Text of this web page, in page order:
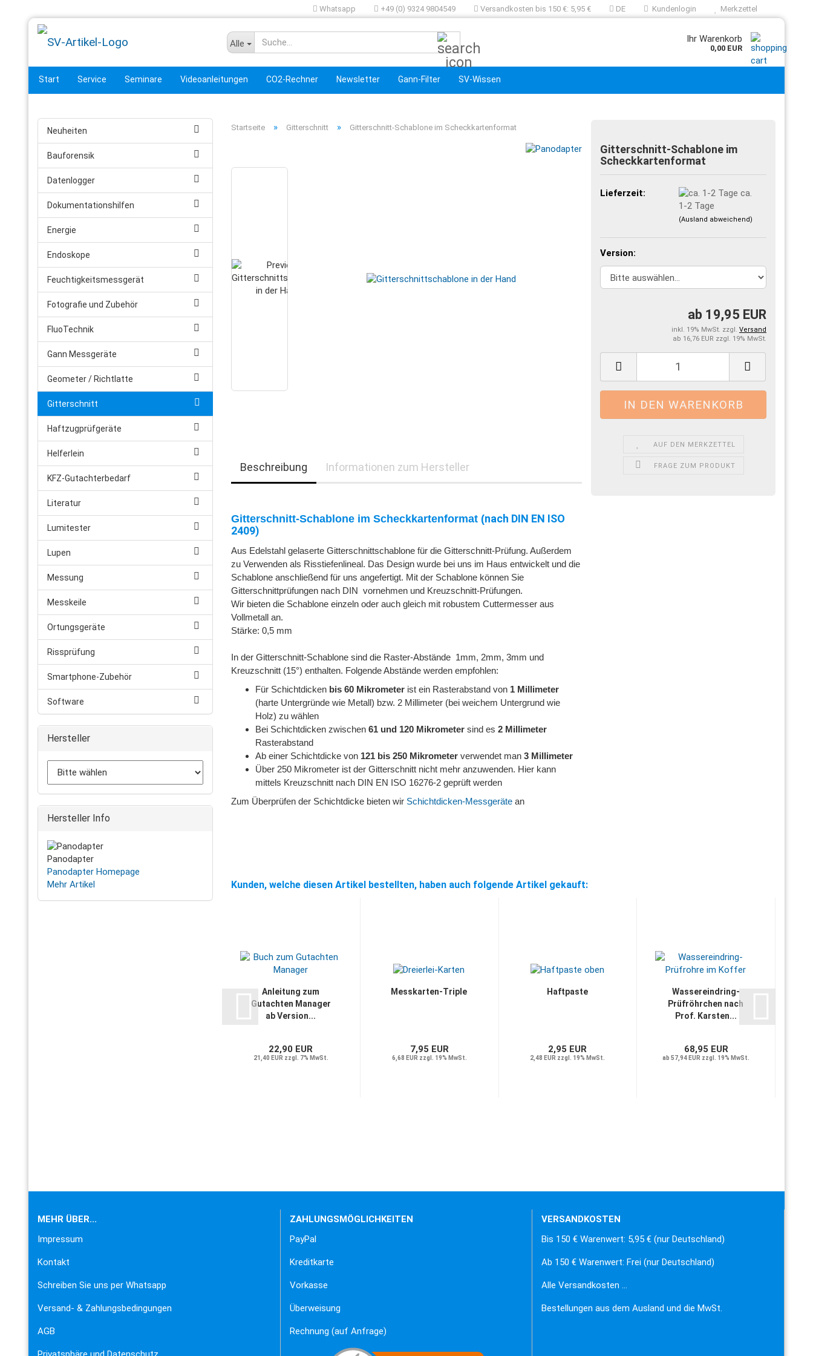
Whatsapp +49 (0) 9324 9804549 Versandkosten bis 150 €: 5,95 € DE Kundenlogin Merkzettel
Alle Ihr Warenkorb
0,00 EUR
Start Service Seminare Videoanleitungen CO2-Rechner Newsletter Gann-Filter SV-Wissen
Startseite » Gitterschnitt » Gitterschnitt-Schablone im Scheckkartenformat
Gitterschnitt-Schablone im
Scheckkartenformat
Lieferzeit:
ca.
1-2 Tage
(Ausland abweichend)
Version:
ab 19,95 EUR
inkl. 19% MwSt. zzgl. Versand
ab 16,76 EUR zzgl. 19% MwSt.
AUF DEN MERKZETTEL
FRAGE ZUM PRODUKT
Beschreibung Informationen zum Hersteller
Gitterschnitt-Schablone im Scheckkartenformat (nach DIN EN ISO
2409)
Aus Edelstahl gelaserte Gitterschnittschablone für die Gitterschnitt-Prüfung. Außerdem
zu Verwenden als Risstiefenlineal. Das Design wurde bei uns im Haus entwickelt und die
Schablone anschließend für uns angefertigt. Mit der Schablone können Sie
Gitterschnittprüfungen nach DIN vornehmen und Kreuzschnitt-Prüfungen.
Wir bieten die Schablone einzeln oder auch gleich mit robustem Cuttermesser aus
Vollmetall an.
Stärke: 0,5 mm
In der Gitterschnitt-Schablone sind die Raster-Abstände 1mm, 2mm, 3mm und
Kreuzschnitt (15°) enthalten. Folgende Abstände werden empfohlen:
Für Schichtdicken bis 60 Mikrometer ist ein Rasterabstand von 1 Millimeter
(harte Untergründe wie Metall) bzw. 2 Millimeter (bei weichem Untergrund wie
Holz) zu wählen
Bei Schichtdicken zwischen 61 und 120 Mikrometer sind es 2 Millimeter
Rasterabstand
Ab einer Schichtdicke von 121 bis 250 Mikrometer verwendet man 3 Millimeter
Über 250 Mikrometer ist der Gitterschnitt nicht mehr anzuwenden. Hier kann
mittels Kreuzschnitt nach DIN EN ISO 16276-2 geprüft werden
Zum Überprüfen der Schichtdicke bieten wir Schichtdicken-Messgeräte an
Kunden, welche diesen Artikel bestellten, haben auch folgende Artikel gekauft:
Anleitung zum
Gutachten Manager
ab Version...
22,90 EUR
21,40 EUR zzgl. 7% MwSt.
Messkarten-Triple
7,95 EUR
6,68 EUR zzgl. 19% MwSt.
Haftpaste
2,95 EUR
2,48 EUR zzgl. 19% MwSt.
Wassereindring-
Prüfröhrchen nach
Prof. Karsten...
68,95 EUR
ab 57,94 EUR zzgl. 19% MwSt.
Neuheiten
Bauforensik
Datenlogger
Dokumentationshilfen
Energie
Endoskope
Feuchtigkeitsmessgerät
Fotografie und Zubehör
FluoTechnik
Gann Messgeräte
Geometer / Richtlatte
Gitterschnitt
Haftzugprüfgeräte
Helferlein
KFZ-Gutachterbedarf
Literatur
Lumitester
Lupen
Messung
Messkeile
Ortungsgeräte
Rissprüfung
Smartphone-Zubehör
Software
Hersteller
Hersteller Info
Panodapter
Panodapter Homepage
Mehr Artikel
MEHR ÜBER...
Impressum
Kontakt
Schreiben Sie uns per Whatsapp
Versand- & Zahlungsbedingungen
AGB
ZAHLUNGSMÖGLICHKEITEN
PayPal
Kreditkarte
Vorkasse
Überweisung
Rechnung (auf Anfrage)
VERSANDKOSTEN
Bis 150 € Warenwert: 5,95 € (nur Deutschland)
Ab 150 € Warenwert: Frei (nur Deutschland)
Alle Versandkosten …
Bestellungen aus dem Ausland und die MwSt.